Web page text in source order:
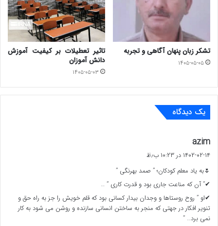
مبارک .
در تهیه این یادداشت کوتاه ، از شعر خانم نجمه امامی استفاده
شده است.
تشکر زبان پنهان آگاهی و تجربه
۱۴۰۵-۰۵-۰۵
تاثیر تعطیلات بر کیفیت آموزش
دانش آموزان
۱۴۰۵-۰۵-۰۳
یک دیدگاه
azim
ف
:
۱۴۰۲-۰۲-۱۴ در ۱۰:۲۳ ب٫ظ
🌷به یاد معلم کودکان؛ ” صمد بهرنگی ”
✔” آن که مناعت جاری بود و قدرت کاری ” …
✔او ” روح روستاها و وجدان بیدار کسانی بود که قلم خویش را جز به راه حق و
تنویر افکار در جهتی که منجر به ساختن انسانی سازنده و روشن می شود به کار
نمی برد… ”